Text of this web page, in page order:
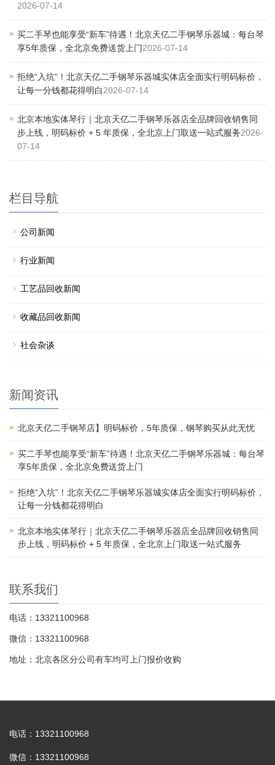
2026-07-14
买二手琴也能享受“新车”待遇！北京天亿二手钢琴乐器城：每台琴
享5年质保，全北京免费送货上门2026-07-14
拒绝“入坑”！北京天亿二手钢琴乐器城实体店全面实行明码标价，
让每一分钱都花得明白2026-07-14
北京本地实体琴行｜北京天亿二手钢琴乐器店全品牌回收销售同
步上线，明码标价 + 5 年质保，全北京上门取送一站式服务2026-
07-14
栏目导航
公司新闻
行业新闻
工艺品回收新闻
收藏品回收新闻
社会杂谈
新闻资讯
北京天亿二手钢琴店】明码标价，5年质保，钢琴购买从此无忧
买二手琴也能享受“新车”待遇！北京天亿二手钢琴乐器城：每台琴
享5年质保，全北京免费送货上门
拒绝“入坑”！北京天亿二手钢琴乐器城实体店全面实行明码标价，
让每一分钱都花得明白
北京本地实体琴行｜北京天亿二手钢琴乐器店全品牌回收销售同
步上线，明码标价 + 5 年质保，全北京上门取送一站式服务
联系我们
电话：13321100968
微信：13321100968
地址：北京各区分公司有车均可上门报价收购
电话：13321100968
微信：13321100968